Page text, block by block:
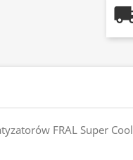
FRAL Super Cool